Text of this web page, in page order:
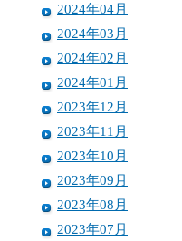
2024年04月
2024年03月
2024年02月
2024年01月
2023年12月
2023年11月
2023年10月
2023年09月
2023年08月
2023年07月